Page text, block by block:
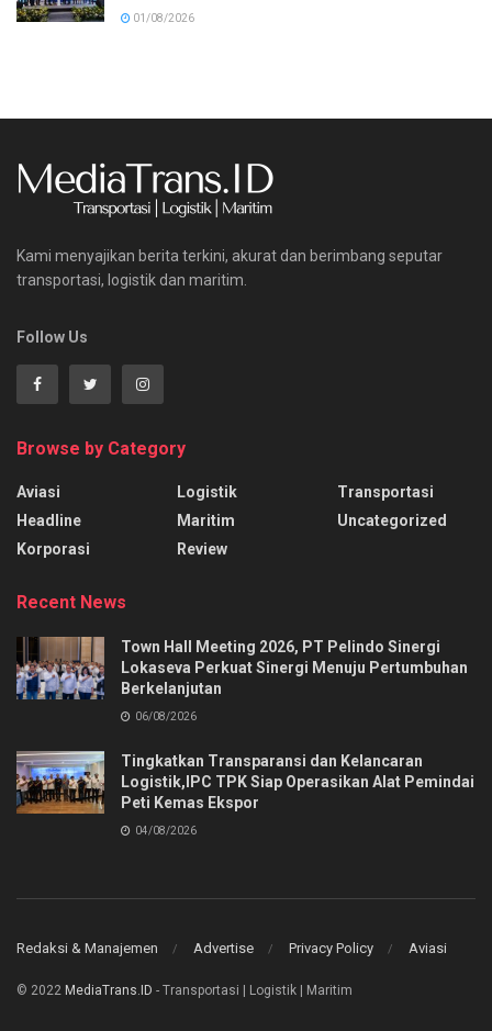
01/08/2026
Kami menyajikan berita terkini, akurat dan berimbang seputar
transportasi, logistik dan maritim.
Follow Us
Browse by Category
Aviasi
Headline
Korporasi
Logistik
Maritim
Review
Transportasi
Uncategorized
Recent News
Town Hall Meeting 2026, PT Pelindo Sinergi
Lokaseva Perkuat Sinergi Menuju Pertumbuhan
Berkelanjutan
06/08/2026
Tingkatkan Transparansi dan Kelancaran
Logistik,IPC TPK Siap Operasikan Alat Pemindai
Peti Kemas Ekspor
04/08/2026
Redaksi & Manajemen Advertise Privacy Policy Aviasi
© 2022 MediaTrans.ID - Transportasi | Logistik | Maritim